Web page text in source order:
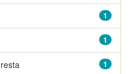
1
1
1